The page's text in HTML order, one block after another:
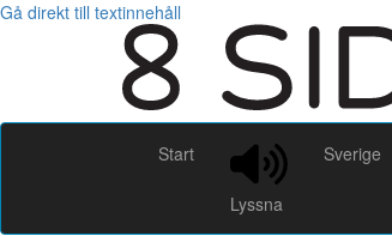
Gå direkt till textinnehåll
Start
Lyssna
Sverige